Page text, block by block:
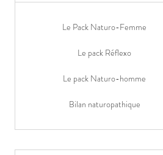
Le Pack Naturo-Femme
Le pack Réflexo
Le pack Naturo-homme
Bilan naturopathique